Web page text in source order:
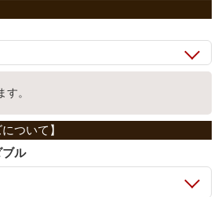
。
ブル